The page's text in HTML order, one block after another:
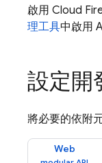
啟用 Cloud
理工具中啟用
設定開
將必要的依附
Web